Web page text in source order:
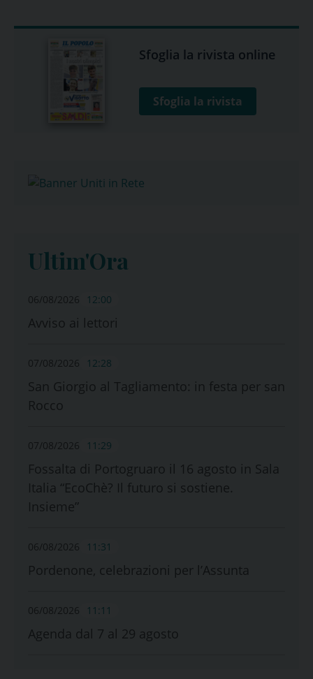
Sfoglia la rivista online
Sfoglia la rivista
Ultim'Ora
06/08/2026 12:00
Avviso ai lettori
07/08/2026 12:28
San Giorgio al Tagliamento: in festa per san
Rocco
07/08/2026 11:29
Fossalta di Portogruaro il 16 agosto in Sala
Italia “EcoChè? Il futuro si sostiene.
Insieme”
06/08/2026 11:31
Pordenone, celebrazioni per l’Assunta
06/08/2026 11:11
Agenda dal 7 al 29 agosto